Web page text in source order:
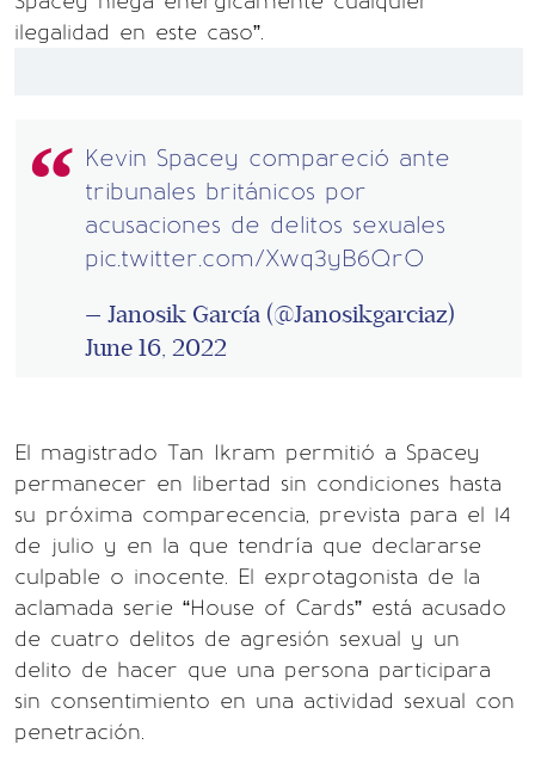
ilegalidad en este caso”.
Kevin Spacey compareció ante
tribunales británicos por
acusaciones de delitos sexuales
pic.twitter.com/Xwq3yB6QrO
— Janosik García (@Janosikgarciaz)
June 16, 2022
El magistrado Tan Ikram permitió a Spacey
permanecer en libertad sin condiciones hasta
su próxima comparecencia, prevista para el 14
de julio y en la que tendría que declararse
culpable o inocente. El exprotagonista de la
aclamada serie “House of Cards” está acusado
de cuatro delitos de agresión sexual y un
delito de hacer que una persona participara
sin consentimiento en una actividad sexual con
penetración.